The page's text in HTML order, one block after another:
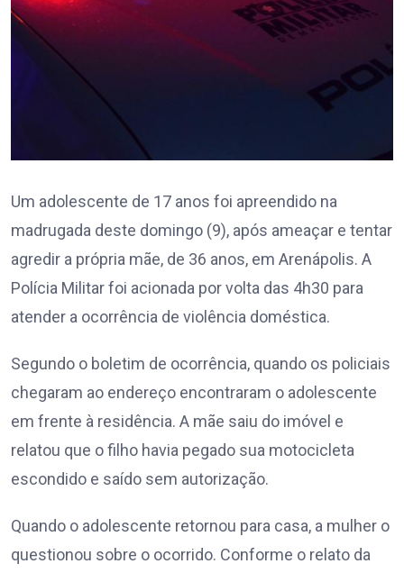
Um adolescente de 17 anos foi apreendido na
madrugada deste domingo (9), após ameaçar e tentar
agredir a própria mãe, de 36 anos, em Arenápolis. A
Polícia Militar foi acionada por volta das 4h30 para
atender a ocorrência de violência doméstica.
Segundo o boletim de ocorrência, quando os policiais
chegaram ao endereço encontraram o adolescente
em frente à residência. A mãe saiu do imóvel e
relatou que o filho havia pegado sua motocicleta
escondido e saído sem autorização.
Quando o adolescente retornou para casa, a mulher o
questionou sobre o ocorrido. Conforme o relato da